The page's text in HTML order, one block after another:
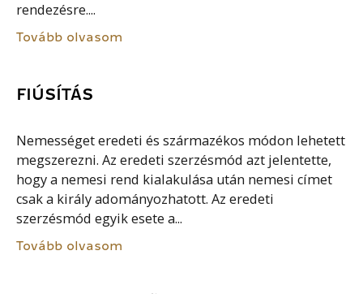
rendezésre....
Tovább olvasom
FIÚSÍTÁS
Nemességet eredeti és származékos módon lehetett
megszerezni. Az eredeti szerzésmód azt jelentette,
hogy a nemesi rend kialakulása után nemesi címet
csak a király adományozhatott. Az eredeti
szerzésmód egyik esete a...
Tovább olvasom